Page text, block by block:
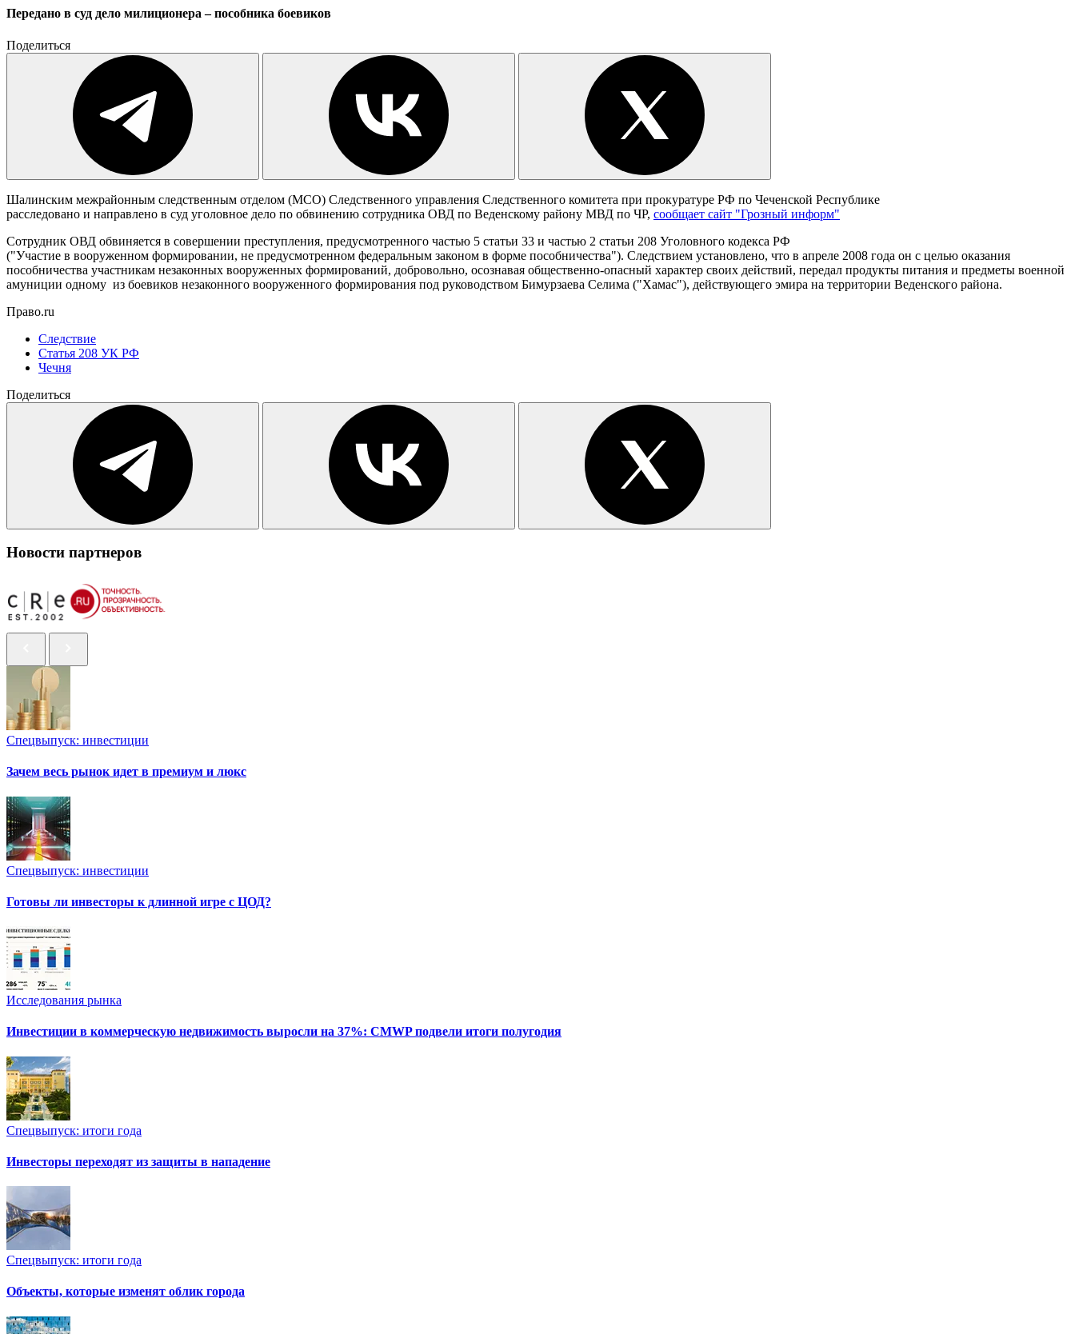
Передано в суд дело милиционера – пособника боевиков
Поделиться
Шалинским межрайонным следственным отделом (МСО) Следственного управления Следственного комитета при прокуратуре РФ по Чеченской Республике
расследовано и направлено в суд уголовное дело по обвинению сотрудника ОВД по Веденскому району МВД по ЧР, сообщает сайт "Грозный информ"
Сотрудник ОВД обвиняется в совершении преступления, предусмотренного частью 5 статьи 33 и частью 2 статьи 208 Уголовного кодекса РФ
("Участие в вооруженном формировании, не предусмотренном федеральным законом в форме пособничества"). Следствием установлено, что в апреле 2008 года он с целью оказания
пособничества участникам незаконных вооруженных формирований, добровольно, осознавая общественно-опасный характер своих действий, передал продукты питания и предметы военной
амуниции одному из боевиков незаконного вооруженного формирования под руководством Бимурзаева Селима ("Хамас"), действующего эмира на территории Веденского района.
Право.ru
Следствие
Статья 208 УК РФ
Чечня
Поделиться
Новости партнеров
Спецвыпуск: инвестиции
Зачем весь рынок идет в премиум и люкс
Спецвыпуск: инвестиции
Готовы ли инвесторы к длинной игре с ЦОД?
Исследования рынка
Инвестиции в коммерческую недвижимость выросли на 37%: CMWP подвели итоги полугодия
Спецвыпуск: итоги года
Инвесторы переходят из защиты в нападение
Спецвыпуск: итоги года
Объекты, которые изменят облик города